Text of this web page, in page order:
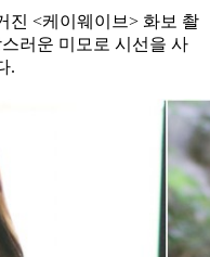
진 <케이웨이브> 화보 촬
러운 미모로 시선을 사
.